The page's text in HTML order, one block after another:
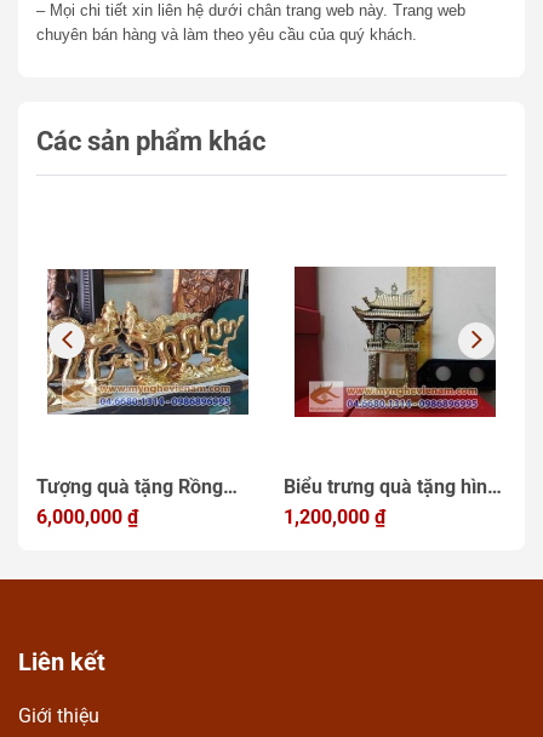
– Mọi chi tiết xin liên hệ dưới chân trang web này. Trang web
chuyên bán hàng và làm theo yêu cầu của quý khách.
Các sản phẩm khác
Tượng quà tặng Rồng
Thời Lý đồng mạ vàng,
cấp
6,000,000 ₫
Biểu trưng quà tặng hình
Khuê Văn Các Hà Nội
1,200,000 ₫
Liên kết
Giới thiệu